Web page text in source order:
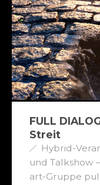
FULL
Streit
Hybrid-
und Talkshow
art-Gruppe